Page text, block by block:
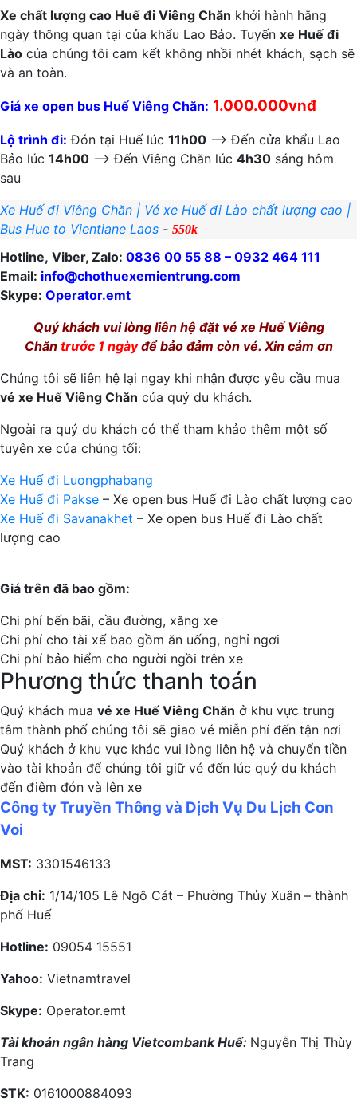
Xe chất lượng cao Huế đi Viêng Chăn khởi hành hằng
ngày thông quan tại của khẩu Lao Bảo. Tuyến xe Huế đi
Lào của chúng tôi cam kết không nhồi nhét khách, sạch sẽ
và an toàn.
Giá xe open bus Huế Viêng Chăn: 1.000.000vnđ
Lộ trình đi: Đón tại Huế lúc 11h00 –> Đến cửa khẩu Lao
Bảo lúc 14h00 –> Đến Viêng Chăn lúc 4h30 sáng hôm
sau
Xe Huế đi Viêng Chăn | Vé xe Huế đi Lào chất lượng cao |
Bus Hue to Vientiane Laos - 550k
Hotline, Viber, Zalo: 0836 00 55 88 – 0932 464 111
Email: info@chothuexemientrung.com
Skype: Operator.emt
Quý khách vui lòng liên hệ đặt vé xe Huế Viêng
Chăn trước 1 ngàyđể bảo đảm còn vé. Xin cảm ơn
Chúng tôi sẽ liên hệ lại ngay khi nhận được yêu cầu mua
vé xe Huế Viêng Chăn của quý du khách.
Ngoài ra quý du khách có thể tham khảo thêm một số
tuyên xe của chúng tối:
Xe Huế đi Luongphabang
Xe Huế đi Pakse – Xe open bus Huế đi Lào chất lượng cao
Xe Huế đi Savanakhet – Xe open bus Huế đi Lào chất
lượng cao
Giá trên đã bao gồm:
Chi phí bến bãi, cầu đường, xăng xe
Chi phí cho tài xế bao gồm ăn uống, nghỉ ngơi
Chi phí bảo hiểm cho người ngồi trên xe
Phương thức thanh toán
Quý khách mua vé xe Huế Viêng Chăn ở khu vực trung
tâm thành phố chúng tôi sẽ giao vé miễn phí đến tận nơi
Quý khách ở khu vực khác vui lòng liên hệ và chuyển tiền
vào tài khoản để chúng tôi giữ vé đến lúc quý du khách
đến điêm đón và lên xe
Công ty Truyền Thông và Dịch Vụ Du Lịch Con
Voi
MST: 3301546133
Địa chỉ: 1/14/105 Lê Ngô Cát – Phường Thủy Xuân – thành
phố Huế
Hotline: 09054 15551
Yahoo: Vietnamtravel
Skype: Operator.emt
Tài khoản ngân hàng Vietcombank Huế: Nguyễn Thị Thùy
Trang
STK: 0161000884093